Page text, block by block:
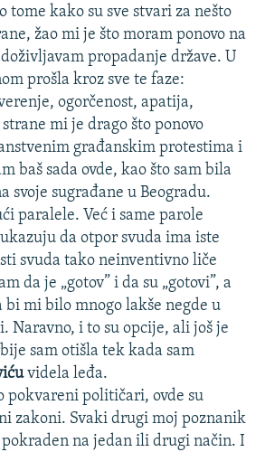
tome kako su sve stvari za nešto
žao mi je što moram ponovo na
propadanje države. U
prošla kroz sve te faze:
ogorčenost, apatija,
mi je drago što ponovo
građanskim protestima i
baš sada ovde, kao što sam bila
svoje sugrađane u Beogradu.
paralele. Već i same parole
da otpor svuda ima iste
svuda tako neinventivno liče
da je „gotov” i da su „gotovi”, a
mi bilo mnogo lakše negde u
Naravno, i to su opcije, ali još je
sam otišla tek kada sam
videla leđa.
pokvareni političari, ovde su
zakoni. Svaki drugi moj poznanik
na jedan ili drugi način. I